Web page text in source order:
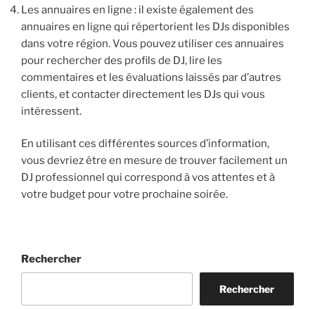
Les annuaires en ligne : il existe également des
annuaires en ligne qui répertorient les DJs disponibles
dans votre région. Vous pouvez utiliser ces annuaires
pour rechercher des profils de DJ, lire les
commentaires et les évaluations laissés par d’autres
clients, et contacter directement les DJs qui vous
intéressent.
En utilisant ces différentes sources d’information,
vous devriez être en mesure de trouver facilement un
DJ professionnel qui correspond à vos attentes et à
votre budget pour votre prochaine soirée.
Rechercher
Rechercher